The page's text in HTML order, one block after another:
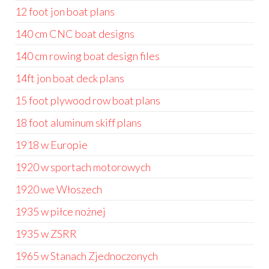
12 foot jon boat plans
140 cm CNC boat designs
140 cm rowing boat design files
14ft jon boat deck plans
15 foot plywood row boat plans
18 foot aluminum skiff plans
1918 w Europie
1920 w sportach motorowych
1920 we Włoszech
1935 w piłce nożnej
1935 w ZSRR
1965 w Stanach Zjednoczonych